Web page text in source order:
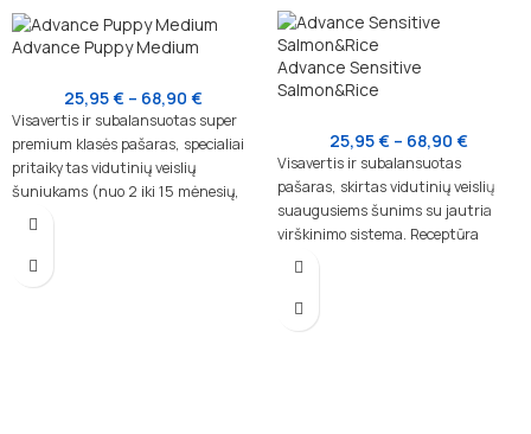
Advance Puppy Medium
25,95€ – 68,90 €
Visavertis ir subalansuotas super
premium klasės pašaras, specialiai
pritaikytas vidutinių veislių
šuniukams (nuo 2 iki 15 mėnesių,
10–30 kg suaugusio svorio) ir
užtikrina tinkamą kaulų, imuninės
Advance Sensitive
Salmon&Rice
25,95€ – 68,90 €
Visavertis ir subalansuotas
pašaras, skirtas vidutinių veislių
suaugusiems šunims su jautria
virškinimo sistema. Receptūra
sukurta atsižvelgiant į šunų su
problemomis poreikius.